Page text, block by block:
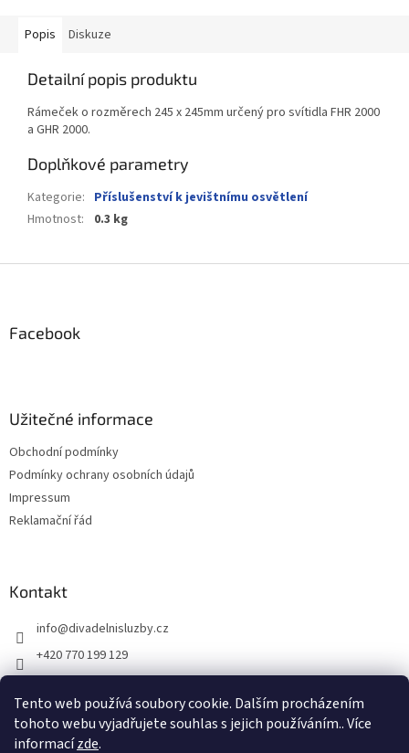
Tento web používá soubory cookie. Dalším procházením
tohoto webu vyjadřujete souhlas s jejich používáním.. Více
informacízde.
Popis Diskuze
Detailní popis produktu
Rámeček o rozměrech 245 x 245mm určený pro svítidla FHR 2000
a GHR 2000.
Doplňkové parametry
Kategorie: Příslušenství k jevištnímu osvětlení
Hmotnost: 0.3 kg
Facebook
Užitečné informace
Obchodní podmínky
Podmínky ochrany osobních údajů
Impressum
Reklamační řád
Kontakt
info@divadelnisluzby.cz
+420 770 199 129
Divadelní služby Plzeň
divadelni_sluzby_plzen